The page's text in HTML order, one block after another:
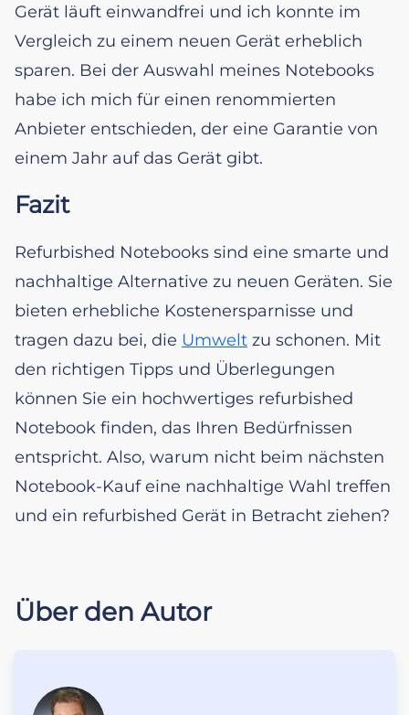
Gerät läuft einwandfrei und ich konnte im
Vergleich zu einem neuen Gerät erheblich
sparen. Bei der Auswahl meines Notebooks
habe ich mich für einen renommierten
Anbieter entschieden, der eine Garantie von
einem Jahr auf das Gerät gibt.
Fazit
Refurbished Notebooks sind eine smarte und
nachhaltige Alternative zu neuen Geräten. Sie
bieten erhebliche Kostenersparnisse und
tragen dazu bei, die Umwelt zu schonen. Mit
den richtigen Tipps und Überlegungen
können Sie ein hochwertiges refurbished
Notebook finden, das Ihren Bedürfnissen
entspricht. Also, warum nicht beim nächsten
Notebook-Kauf eine nachhaltige Wahl treffen
und ein refurbished Gerät in Betracht ziehen?
Über den Autor